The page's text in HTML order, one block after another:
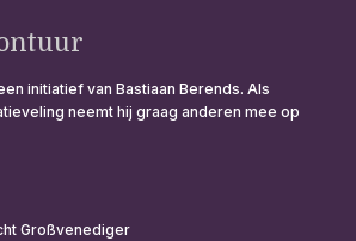
initiatief van Bastiaan Berends. Als
neemt hij graag anderen mee op
Großvenediger